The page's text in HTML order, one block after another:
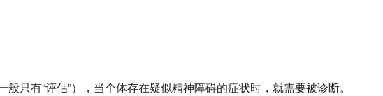
只有“评估”），当个体存在疑似精神障碍的症状时，就需要被诊断。